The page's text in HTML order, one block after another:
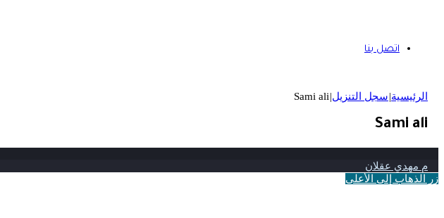
اتصل بنا
الرئيسية|سجل التنزيل|
Sami ali
Sami ali
م مهدي عقلان
زر الذهاب إلى الأعلى